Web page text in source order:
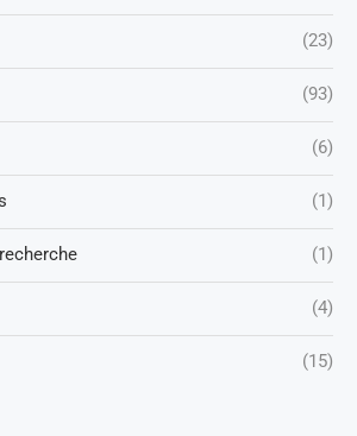
(23)
(93)
(6)
(1)
(1)
(4)
(15)